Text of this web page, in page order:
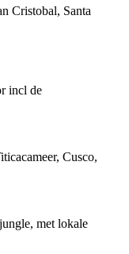
Cristobal, Santa
incl de
Cusco,
met lokale